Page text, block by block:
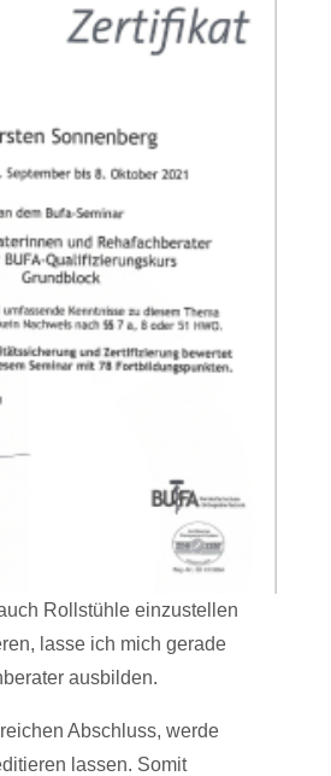
Rollstühle einzustellen
lasse ich mich gerade
ausbilden.
Abschluss, werde
lassen. Somit